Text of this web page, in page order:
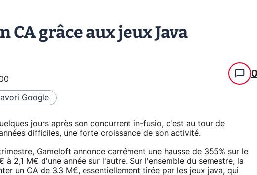
grâce aux jeux Java
0
Google
jours après son concurrent in-fusio, c'est au tour de
difficiles, une forte croissance de son activité.
Gameloft annonce carrément une hausse de 355% sur le
2,1 M€ d'une année sur l'autre. Sur l'ensemble du semestre, la
un CA de 3.3 M€, essentiellement tirée par les jeux java, qui